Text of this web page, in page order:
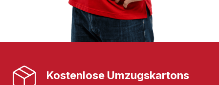
Kostenlose Umzugskartons